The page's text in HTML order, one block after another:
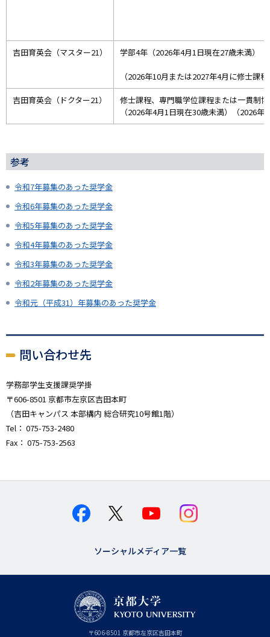
吉田育英会（マスター21） 学部4年（2026年4月1日現在27歳未満）
（2026年10月または2027年4月に修士
吉田育英会（ドクター21）
修士課程、専門職学位課程または一貫制
（2026年4月1日現在30歳未満）（2026
参考
令和7年募集のあった奨学金
令和6年募集のあった奨学金
令和5年募集のあった奨学金
令和4年募集のあった奨学金
令和3年募集のあった奨学金
令和2年募集のあった奨学金
令和元（平成31）年募集のあった奨学金
問い合わせ先
学務部学生支援課奨学掛
〒606-8501 京都市左京区吉田本町
（吉田キャンパス 本部構内 総合研究10号館1階）
Tel： 075-753-2480
Fax： 075-753-2563
ソーシャルメディア一覧
〒606-8501 京
京都市左京区吉田本町